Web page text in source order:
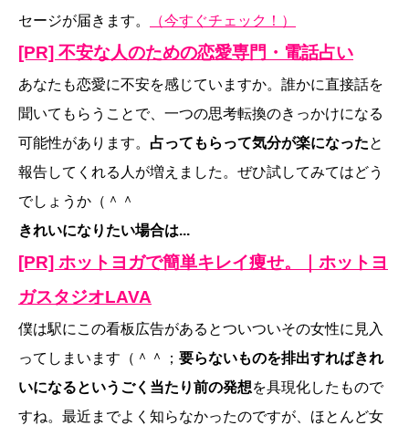
セージが届きます。
（今すぐチェック！）
[PR] 不安な人のための恋愛専門・電話占い
あなたも恋愛に不安を感じていますか。誰かに直接話を
聞いてもらうことで、一つの思考転換のきっかけになる
可能性があります。 占ってもらって気分が楽になったと
報告してくれる人が増えました。ぜひ試してみてはどう
でしょうか（＾＾
きれいになりたい場合は...
[PR] ホットヨガで簡単キレイ痩せ。｜ホットヨ
ガスタジオLAVA
僕は駅にこの看板広告があるとついついその女性に見入
ってしまいます（＾＾； 要らないものを排出すればきれ
いになるというごく当たり前の発想を具現化したもので
すね。最近までよく知らなかったのですが、ほとんど女